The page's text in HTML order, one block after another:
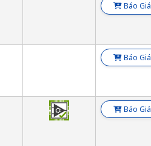
Báo Giá
Báo Giá
Báo Giá